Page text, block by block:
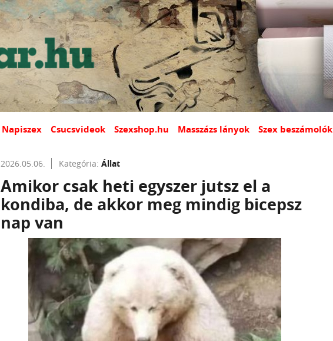
Napiszex Csucsvideok Szexshop.hu Masszázs lányok Szex beszámolók
2026.05.06. Kategória: Állat
Amikor csak heti egyszer jutsz el a
kondiba, de akkor meg mindig bicepsz
nap van